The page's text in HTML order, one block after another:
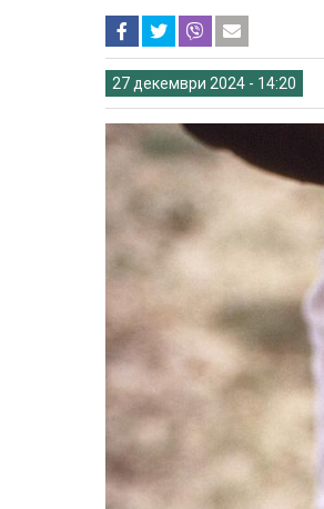
27 декември 2024 - 14:20